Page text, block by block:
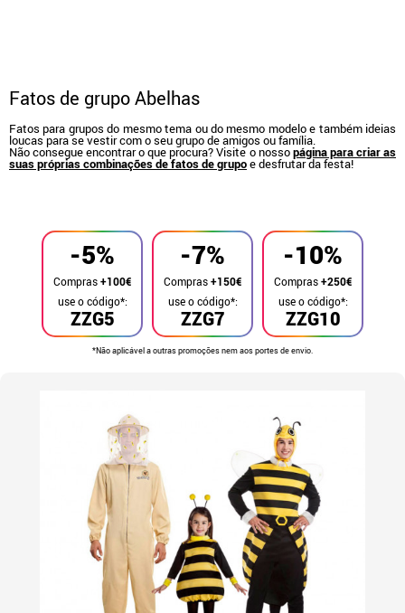
Fatos de grupo Abelhas
Fatos para grupos do mesmo tema ou do mesmo modelo e também ideias
loucas para se vestir com o seu grupo de amigos ou família.
Não consegue encontrar o que procura? Visite o nossopágina para criar as
suas próprias combinações de fatos de grupoe desfrutar da festa!
-5%
Compras+100€
ZZG5
use o código*:
-7%
Compras+150€
ZZG7
use o código*:
-10%
Compras+250€
ZZG10
use o código*:
*Não aplicável a outras promoções nem aos portes de envio.